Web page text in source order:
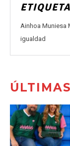
Ainhoa Muniesa
igualdad